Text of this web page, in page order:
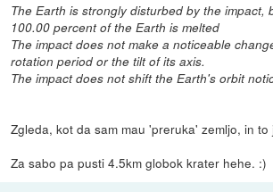
The Earth is strongly disturbed by the impact,
100.00 percent of the Earth is melted
The impact does not make a noticeable
rotation period or the tilt of its axis.
The impact does not shift the Earth's orbit
Zgleda, kot da sam mau 'preruka' zemljo, in to
Za sabo pa pusti 4.5km globok krater hehe. :)